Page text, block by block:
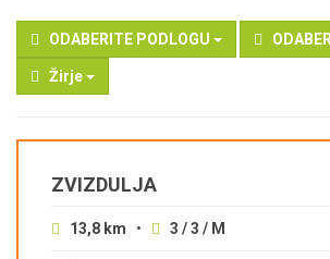
ODABERITE PODLOGU
Žirje
ZVIZDULJA
13,8 km • 3 / 3 / M